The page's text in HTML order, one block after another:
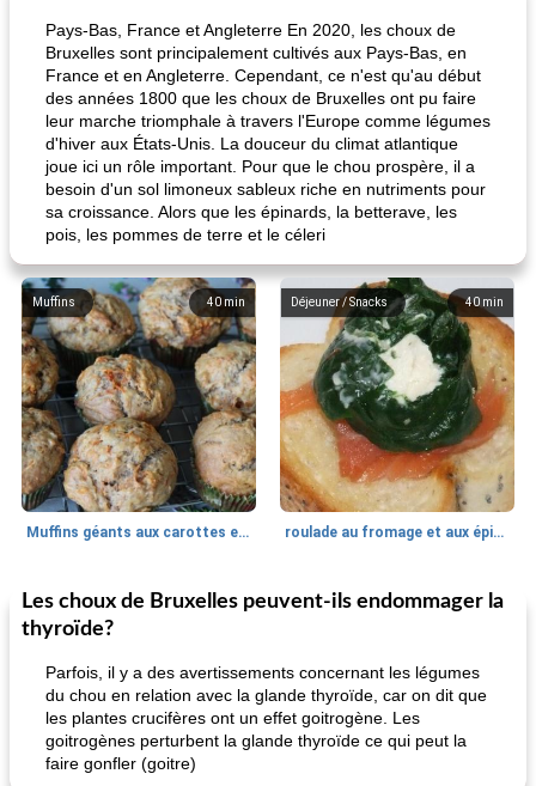
Pays-Bas, France et Angleterre En 2020, les choux de
Bruxelles sont principalement cultivés aux Pays-Bas, en
France et en Angleterre. Cependant, ce n'est qu'au début
des années 1800 que les choux de Bruxelles ont pu faire
leur marche triomphale à travers l'Europe comme légumes
d'hiver aux États-Unis. La douceur du climat atlantique
joue ici un rôle important. Pour que le chou prospère, il a
besoin d'un sol limoneux sableux riche en nutriments pour
sa croissance. Alors que les épinards, la betterave, les
pois, les pommes de terre et le céleri
40 min
Muffins
Muffins géants aux carottes et à la banane de Nif
40 min
Déjeuner / Snacks
roulade au fromage et aux épinards
30min
Marques de confiance: recettes et
55min
Viande et volaille
Les choux de Bruxelles peuvent-ils endommager la
thyroïde?
Parfois, il y a des avertissements concernant les légumes
du chou en relation avec la glande thyroïde, car on dit que
les plantes crucifères ont un effet goitrogène. Les
goitrogènes perturbent la glande thyroïde ce qui peut la
faire gonfler (goitre)